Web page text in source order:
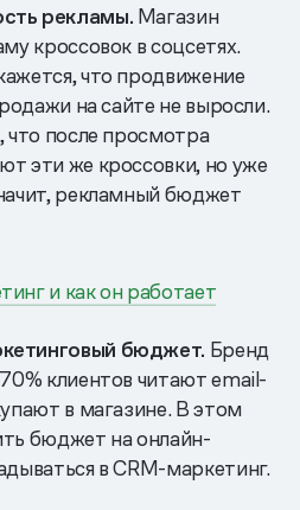
рекламы. Магазин
кроссовок в соцсетях.
что продвижение
на сайте не выросли.
что после просмотра
эти же кроссовки, но уже
рекламный бюджет
и как он работает
бюджет. Бренд
клиентов читают email-
в магазине. В этом
бюджет на онлайн-
в CRM-маркетинг.